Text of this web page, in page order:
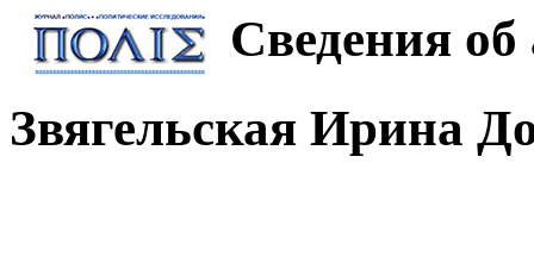
Сведения об
Звягельская Ирина